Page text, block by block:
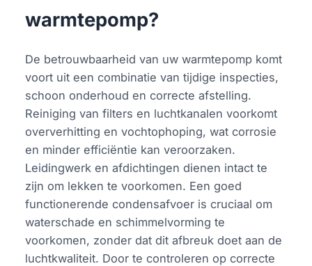
warmtepomp?
De betrouwbaarheid van uw warmtepomp komt
voort uit een combinatie van tijdige inspecties,
schoon onderhoud en correcte afstelling.
Reiniging van filters en luchtkanalen voorkomt
oververhitting en vochtophoping, wat corrosie
en minder efficiëntie kan veroorzaken.
Leidingwerk en afdichtingen dienen intact te
zijn om lekken te voorkomen. Een goed
functionerende condensafvoer is cruciaal om
waterschade en schimmelvorming te
voorkomen, zonder dat dit afbreuk doet aan de
luchtkwaliteit. Door te controleren op correcte